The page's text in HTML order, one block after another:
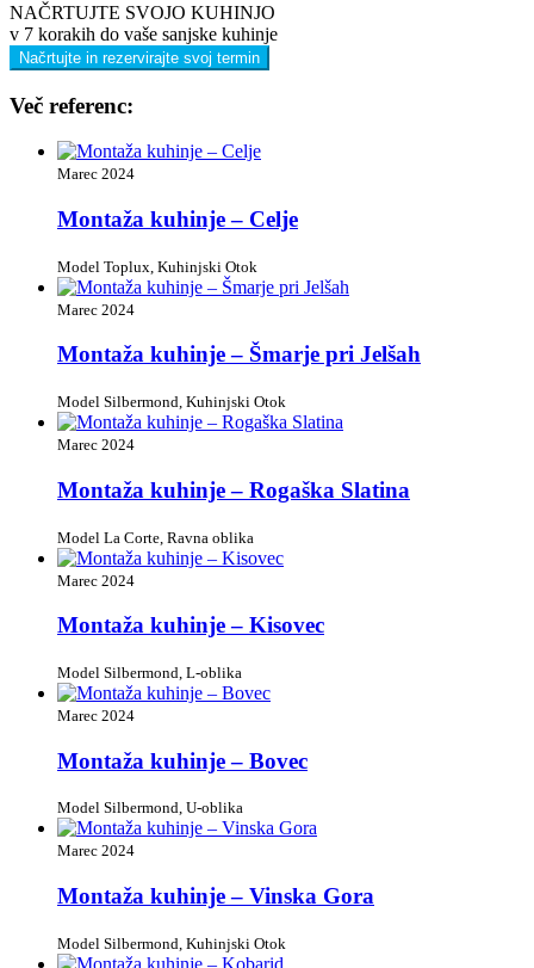
NAČRTUJTE SVOJO KUHINJO
v 7 korakih do vaše sanjske kuhinje
Načrtujte in rezervirajte svoj termin
Več referenc:
Marec 2024
Montaža kuhinje – Celje
Model Toplux, Kuhinjski Otok
Marec 2024
Montaža kuhinje – Šmarje pri Jelšah
Model Silbermond, Kuhinjski Otok
Marec 2024
Montaža kuhinje – Rogaška Slatina
Model La Corte, Ravna oblika
Marec 2024
Montaža kuhinje – Kisovec
Model Silbermond, L-oblika
Marec 2024
Montaža kuhinje – Bovec
Model Silbermond, U-oblika
Marec 2024
Montaža kuhinje – Vinska Gora
Model Silbermond, Kuhinjski Otok